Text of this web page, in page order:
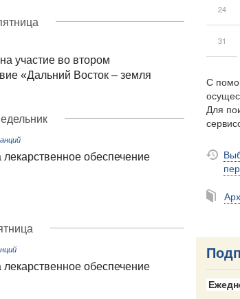
участие во втором
«Дальний Восток – земля
обеспечение
обеспечение
24
31
С
Для